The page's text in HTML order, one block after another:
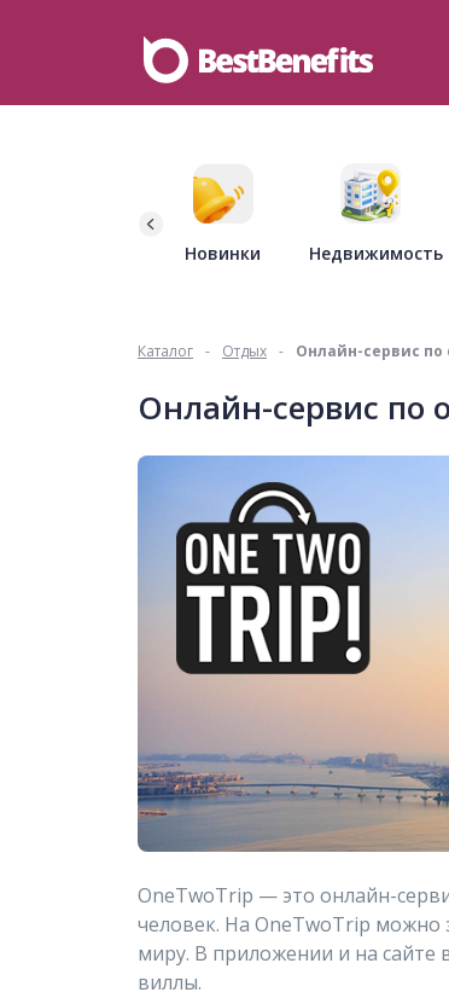
Новинки Недвижимость
Каталог - Отдых - Онлайн-сервис
Онлайн-сервис по
OneTwoTrip — это онлайн-
человек. На OneTwoTrip можно
миру. В приложении и на сайте
виллы.